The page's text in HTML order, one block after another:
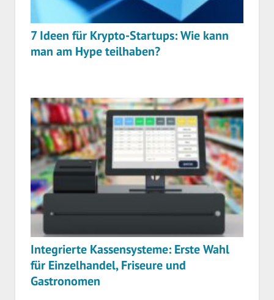
7 Ideen für Krypto-Startups: Wie kann
man am Hype teilhaben?
Integrierte Kassensysteme: Erste Wahl
für Einzelhandel, Friseure und
Gastronomen